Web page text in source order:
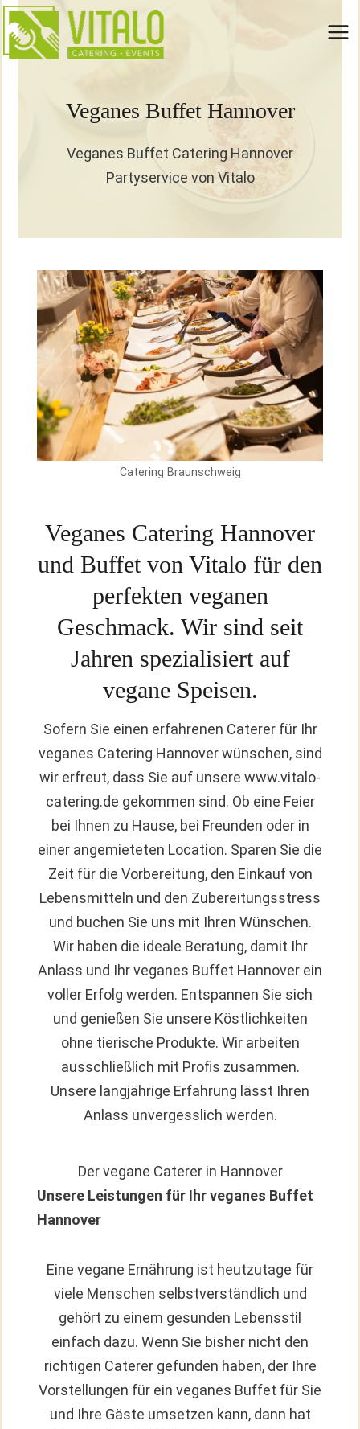
Zum
Inhalt
springen
Veganes Buffet Hannover
Veganes Buffet Catering Hannover
Partyservice von Vitalo
Catering Braunschweig
Veganes Catering Hannover
und Buffet von Vitalo für den
perfekten veganen
Geschmack. Wir sind seit
Jahren spezialisiert auf
vegane Speisen.
Sofern Sie einen erfahrenen Caterer für Ihr
veganes Catering Hannover wünschen, sind
wir erfreut, dass Sie auf unsere www.vitalo-
catering.de gekommen sind. Ob eine Feier
bei Ihnen zu Hause, bei Freunden oder in
einer angemieteten Location. Sparen Sie die
Zeit für die Vorbereitung, den Einkauf von
Lebensmitteln und den Zubereitungsstress
und buchen Sie uns mit Ihren Wünschen.
Wir haben die ideale Beratung, damit Ihr
Anlass und Ihr veganes Buffet Hannover ein
voller Erfolg werden. Entspannen Sie sich
und genießen Sie unsere Köstlichkeiten
ohne tierische Produkte. Wir arbeiten
ausschließlich mit Profis zusammen.
Unsere langjährige Erfahrung lässt Ihren
Anlass unvergesslich werden.
Der vegane Caterer in Hannover
Unsere Leistungen für Ihr veganes Buffet
Hannover
Eine vegane Ernährung ist heutzutage für
viele Menschen selbstverständlich und
gehört zu einem gesunden Lebensstil
einfach dazu. Wenn Sie bisher nicht den
richtigen Caterer gefunden haben, der Ihre
Vorstellungen für ein veganes Buffet für Sie
und Ihre Gäste umsetzen kann, dann hat